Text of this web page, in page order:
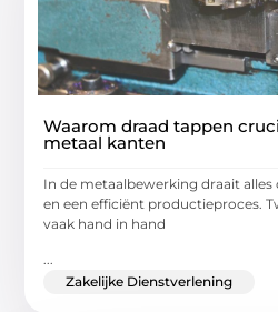
Waarom draad tappen
metaal kanten
In de metaalbewerking draait
en een efficiënt productieproces.
vaak hand in hand
Zakelijke Dienstverlening